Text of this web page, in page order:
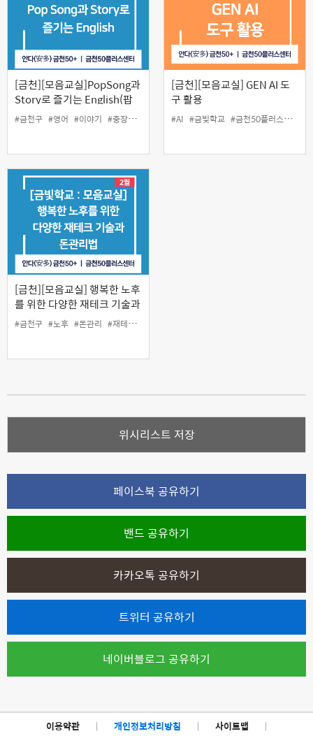
[금천][모음교실]PopSong과
Story로 즐기는 English(팝
송과 이야기로 즐기는 영어)
#금천구 #영어 #이야기 #중장년
[금천][모음교실] GEN AI 도
구 활용
#AI #금빛학교 #금천50플러스센터
[금천][모음교실] 행복한 노후
를 위한 다양한 재테크 기술과
돈 관리법
#금천구 #노후 #돈관리 #재테크
위시리스트 저장
페이스북 공유하기
밴드 공유하기
카카오톡 공유하기
트위터 공유하기
네이버블로그 공유하기
이용약관 | 개인정보처리방침 | 사이트맵 |